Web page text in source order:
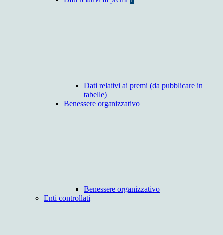
Dati relativi ai premi (da pubblicare in
tabelle)
Benessere organizzativo
Benessere organizzativo
Enti controllati